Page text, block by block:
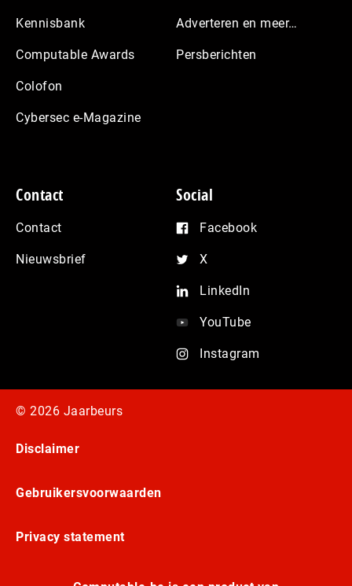
Kennisbank
Computable Awards
Colofon
Cybersec e-Magazine
Adverteren en meer…
Persberichten
Contact
Contact
Nieuwsbrief
Social
Facebook
X
LinkedIn
YouTube
Instagram
© 2026 Jaarbeurs
Disclaimer
Gebruikersvoorwaarden
Privacy statement